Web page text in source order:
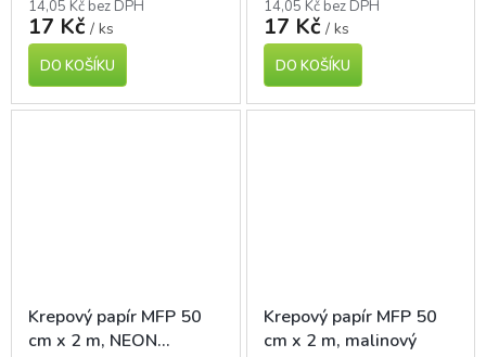
14,05 Kč bez DPH
17 Kč / ks
DO KOŠÍKU
14,05 Kč bez DPH
17 Kč / ks
DO KOŠÍKU
Krepový papír MFP 50
cm x 2 m, NEON
Krepový papír MFP 50
cm x 2 m, malinový